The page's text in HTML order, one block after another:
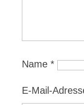
Name *
E-Mail-